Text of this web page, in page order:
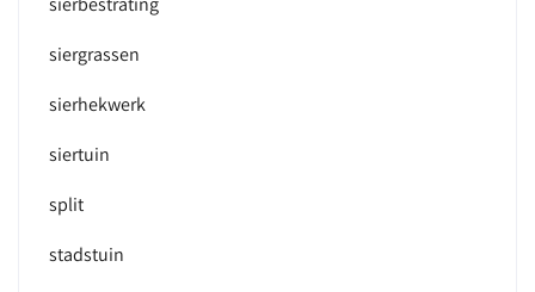
siergrassen
sierhekwerk
siertuin
split
stadstuin